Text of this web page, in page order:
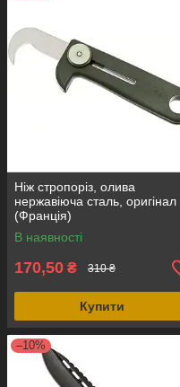
Ніж стропоріз, олива
нержавіюча сталь, оригінал
(Франція)
В наявності
170,50 ₴ 310 ₴
Купити
–10%